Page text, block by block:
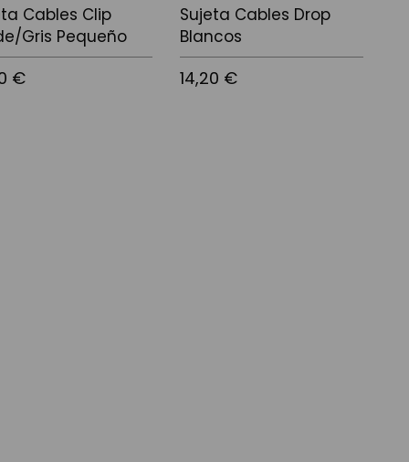
Cables Clip
Gris Pequeño
€
Sujeta Cables Drop
Blancos
14,20 €